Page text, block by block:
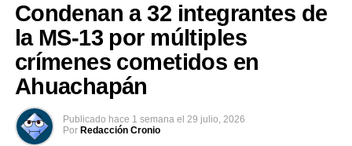
Condenan a 32 integrantes de
la MS-13 por múltiples
crímenes cometidos en
Ahuachapán
Publicado hace 1 semana el 29 julio, 2026
Por Redacción Cronio